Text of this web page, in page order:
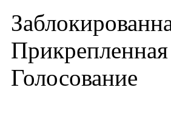
Голосование